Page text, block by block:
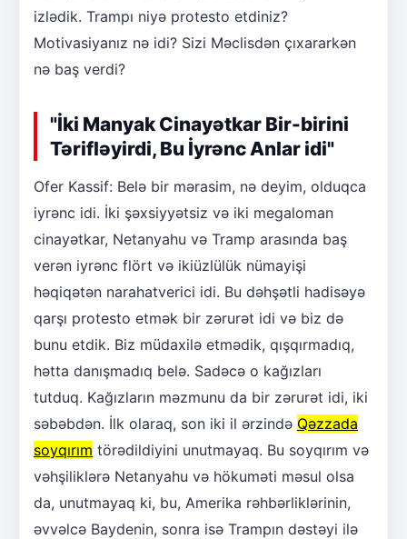
izlədik. Trampı niyə protesto etdiniz?
Motivasiyanız nə idi? Sizi Məclisdən çıxararkən
nə baş verdi?
"İki Manyak Cinayətkar Bir-birini
Tərifləyirdi, Bu İyrənc Anlar idi"
Ofer Kassif: Belə bir mərasim, nə deyim, olduqca
iyrənc idi. İki şəxsiyyətsiz və iki megaloman
cinayətkar, Netanyahu və Tramp arasında baş
verən iyrənc flört və ikiüzlülük nümayişi
həqiqətən narahatverici idi. Bu dəhşətli hadisəyə
qarşı protesto etmək bir zərurət idi və biz də
bunu etdik. Biz müdaxilə etmədik, qışqırmadıq,
hətta danışmadıq belə. Sadəcə o kağızları
tutduq. Kağızların məzmunu da bir zərurət idi, iki
səbəbdən. İlk olaraq, son iki il ərzində Qəzzada
soyqırım törədildiyini unutmayaq. Bu soyqırım və
vəhşiliklərə Netanyahu və hökuməti məsul olsa
da, unutmayaq ki, bu, Amerika rəhbərliklərinin,
əvvəlcə Baydenin, sonra isə Trampın dəstəyi ilə